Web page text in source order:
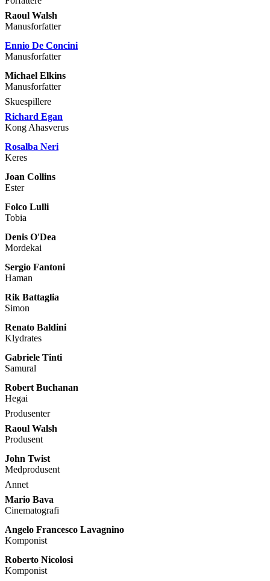
Raoul Walsh
Manusforfatter
Ennio De Concini
Manusforfatter
Michael Elkins
Manusforfatter
Skuespillere
Richard Egan
Kong Ahasverus
Rosalba Neri
Keres
Joan Collins
Ester
Folco Lulli
Tobia
Denis O'Dea
Mordekai
Sergio Fantoni
Haman
Rik Battaglia
Simon
Renato Baldini
Klydrates
Gabriele Tinti
Samural
Robert Buchanan
Hegai
Produsenter
Raoul Walsh
Produsent
John Twist
Medprodusent
Annet
Mario Bava
Cinematografi
Angelo Francesco Lavagnino
Komponist
Roberto Nicolosi
Komponist